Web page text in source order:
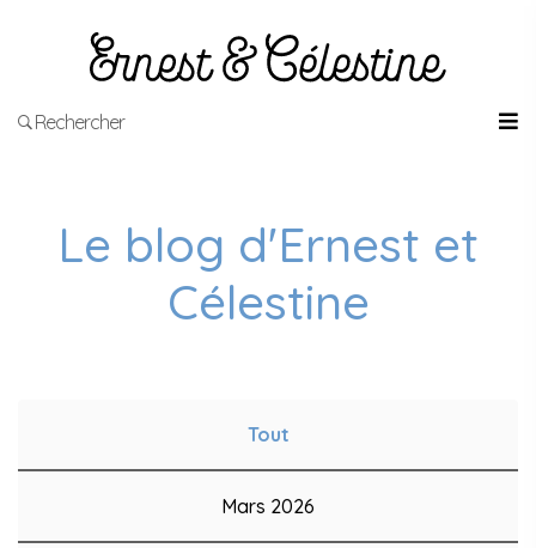
Rechercher
Le blog d'Ernest et
Célestine
Tout
Mars 2026